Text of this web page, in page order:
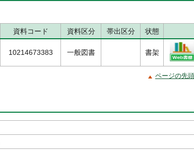
資料コード 資料区分 帯出区分 状態
10214673383 一般図書 書架
ページの先